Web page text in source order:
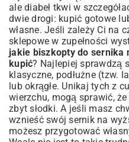
ale diabeł tkwi w
dwie drogi: kupić gotowe
własne. Jeśli zależy Ci na
sklepowe w zupełności
jakie biszkopty do sernika
kupić? Najlepiej sprawdzą
klasyczne, podłużne (tzw.
lub okrągłe. Unikaj tych z
wierzchu, mogą sprawić,
zbyt słodki. A jeśli masz
wznieść swój sernik na
możesz przygotować